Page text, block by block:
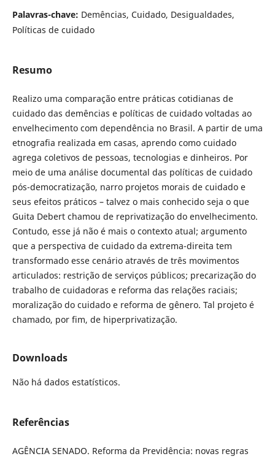
Palavras-chave: Demências, Cuidado, Desigualdades,
Políticas de cuidado
Resumo
Realizo uma comparação entre práticas cotidianas de
cuidado das demências e políticas de cuidado voltadas ao
envelhecimento com dependência no Brasil. A partir de uma
etnografia realizada em casas, aprendo como cuidado
agrega coletivos de pessoas, tecnologias e dinheiros. Por
meio de uma análise documental das políticas de cuidado
pós-democratização, narro projetos morais de cuidado e
seus efeitos práticos – talvez o mais conhecido seja o que
Guita Debert chamou de reprivatização do envelhecimento.
Contudo, esse já não é mais o contexto atual; argumento
que a perspectiva de cuidado da extrema-direita tem
transformado esse cenário através de três movimentos
articulados: restrição de serviços públicos; precarização do
trabalho de cuidadoras e reforma das relações raciais;
moralização do cuidado e reforma de gênero. Tal projeto é
chamado, por fim, de hiperprivatização.
Downloads
Não há dados estatísticos.
Referências
AGÊNCIA SENADO. Reforma da Previdência: novas regras